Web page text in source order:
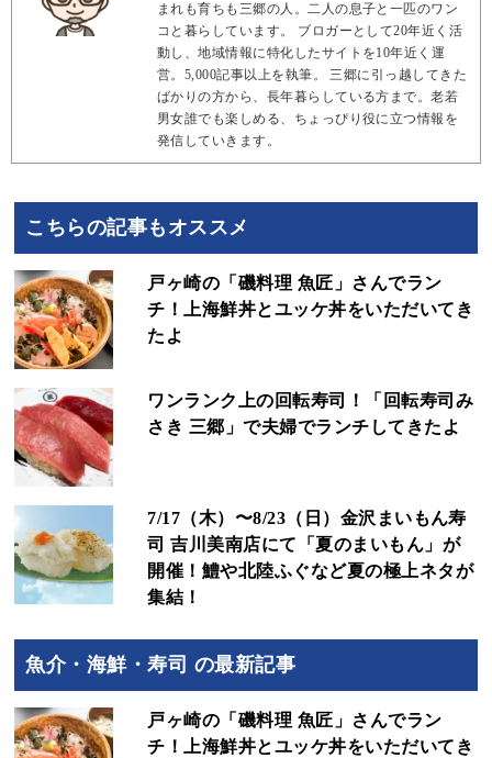
まれも育ちも三郷の人。二人の息子と一匹のワン
コと暮らしています。 ブロガーとして20年近く活
動し、地域情報に特化したサイトを10年近く運
営。5,000記事以上を執筆。 三郷に引っ越してきた
ばかりの方から、長年暮らしている方まで。老若
男女誰でも楽しめる、ちょっぴり役に立つ情報を
発信していきます。
こちらの記事もオススメ
戸ヶ崎の「磯料理 魚匠」さんでラン
チ！上海鮮丼とユッケ丼をいただいてき
たよ
ワンランク上の回転寿司！「回転寿司み
さき 三郷」で夫婦でランチしてきたよ
7/17（木）〜8/23（日）金沢まいもん寿
司 吉川美南店にて「夏のまいもん」が
開催！鱧や北陸ふぐなど夏の極上ネタが
集結！
魚介・海鮮・寿司 の最新記事
戸ヶ崎の「磯料理 魚匠」さんでラン
チ！上海鮮丼とユッケ丼をいただいてき